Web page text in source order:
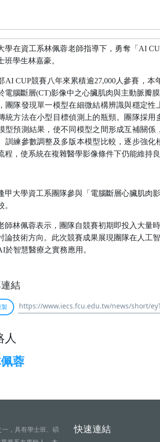
學在資工系林佩蓉老師指導下，勇奪「 AI
班學生林嘉豪。
AI CUP競賽八年來累積逾27,000人參賽，本
電腦斷層(CT)影像中之心臟肌肉與主動脈瓣
團隊發現單一模型在細微結構辨識與穩定
統方法在小型目標偵測上的瓶頸。團隊採
型預測結果，使不同模型之間形成互補關
訓練參數調整及多版本模型比較，逐步強
程，使系統在複雜醫學影像條件下仍能維持
甲大學資工系團隊參與「電腦斷層心臟肌肉
。
師林佩蓉表示，團隊自競賽初期即投入大量
論技術方向。此次競賽成果展現團隊在人工
於智慧醫療之實務應用。
結
製
人
蓉
，具有學士班、碩
快速連結